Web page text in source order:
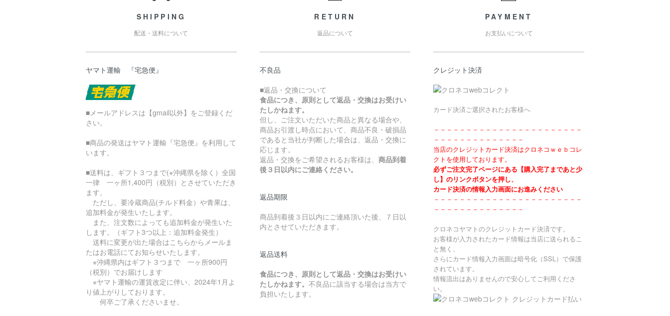
SHIPPING
配送・送料について
ヤマト運輸 『宅急便』
■メールアドレスは【gmail以外】をご登録くだ
さい。
■商品の発送はヤマト運輸『宅急便』を利用して
います。
■送料は、ギフト３つまで(※沖縄県を除く）全国
一律 一ヶ所1,400円（税別）とさせていただき
ます。
ただし、要冷蔵商品(チルド料金）や青果は、
追加料金が発生いたします。
また、注文数によっても追加料金が発生いた
します。（ギフト3つ以上：追加料金発生）
送料に変更が出た場合はこちらからメールま
たはお電話にてお知らせいたします。
※沖縄県内はギフト３つまで 一ヶ所900円
（税別）でお届けします
※ヤマト運輸の運賃改定に伴い、2024年1月よ
り値上がりしております。
何卒ご了承くださいませ。
RETURN
返品について
不良品
■返品・交換について
食品につき、原則として返品・交換はお受けい
たしかねます。
但し、ご注文いただいた商品と異なる場合や、
商品お引渡し時点において、商品不良・破損品
であると当社が判断した場合は、返品・交換に
応じます。
返品・交換をご希望されるお客様は、 商品到着
後３日以内にご連絡ください。
返品期限
商品到着後３日以内にご連絡頂いた後、７日以
内とさせていただきます。
返品送料
食品につき、原則として返品・交換はお受けい
たしかねます。 不良品に該当する場合は当方で
負担いたします。
PAYMENT
お支払いについて
クレジット決済
カード決済ご選択されたお客様へ
－－－－－－－－－－－－－－－－－－－－－－－
－－－－－－－－－－－－－－
当店のクレジットカード決済はクロネコｗｅｂコレ
クトを使用しております。
必ずご注文完了ページにある【購入完了まであと少
し】のリンクボタンを押し、
カード決済の情報入力画面にお進みください
－－－－－－－－－－－－－－－－－－－－－－－
－－－－－－－－－－－－－－
クロネコヤマトのクレジットカード決済です。
お客様が入力されたカード情報は当店に送られるこ
と無く、
さらにカード情報入力画面は暗号化（SSL）で保護
されています。
情報流出はありませんので安心してご利用くださ
い。